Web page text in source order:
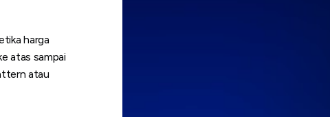
harga
atas sampai
atau